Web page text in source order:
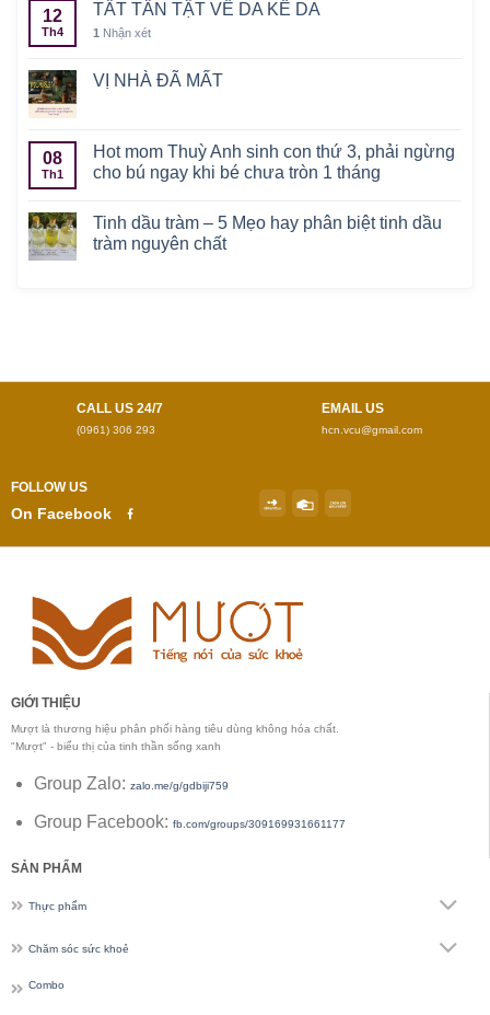
12
Th4
TẤT TẦN TẬT VỀ DA KỀ DA
1 Nhận xét
VỊ NHÀ ĐÃ MẤT
08
Th1
Hot mom Thuỳ Anh sinh con thứ 3, phải ngừng
cho bú ngay khi bé chưa tròn 1 tháng
Tinh dầu tràm – 5 Mẹo hay phân biệt tinh dầu
tràm nguyên chất
CALL US 24/7
(0961) 306 293
EMAIL US
hcn.vcu@gmail.com
FOLLOW US
On Facebook
GIỚI THIỆU
Mượt là thương hiệu phân phối hàng tiêu dùng không hóa chất.
"Mượt" - biểu thị của tinh thần sống xanh
Group Zalo: zalo.me/g/gdbiji759
Group Facebook: fb.com/groups/309169931661177
SẢN PHẨM
Thực phẩm
Chăm sóc sức khoẻ
Combo